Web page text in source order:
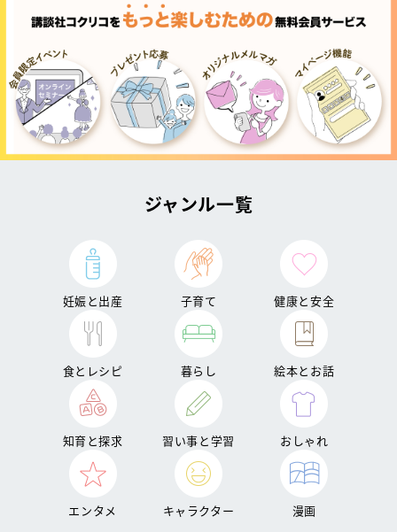
ジャンル一覧
妊娠と出産 子育て 健康と安全
食とレシピ 暮らし 絵本とお話
知育と探求 習い事と学習 おしゃれ
エンタメ キャラクター 漫画